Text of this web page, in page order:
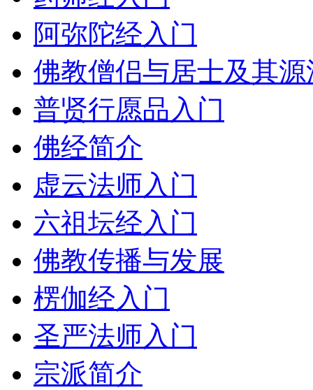
阿弥陀经入门
佛教僧侣与居士及其源
普贤行愿品入门
佛经简介
虚云法师入门
六祖坛经入门
佛教传播与发展
楞伽经入门
圣严法师入门
宗派简介